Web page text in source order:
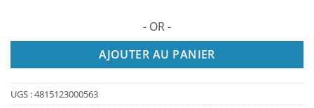
- OR -
AJOUTER AU PANIER
UGS :4815123000563